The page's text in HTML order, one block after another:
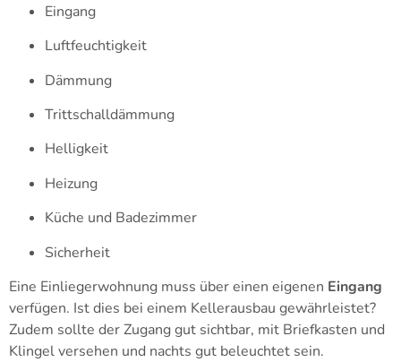
Eingang
Luftfeuchtigkeit
Dämmung
Trittschalldämmung
Helligkeit
Heizung
Küche und Badezimmer
Sicherheit
Eine Einliegerwohnung muss über einen eigenen Eingang
verfügen. Ist dies bei einem Kellerausbau gewährleistet?
Zudem sollte der Zugang gut sichtbar, mit Briefkasten und
Klingel versehen und nachts gut beleuchtet sein.